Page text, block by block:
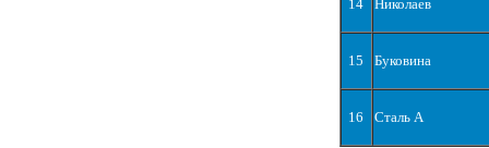
14 Николаев
15 Буковина
16 Сталь А